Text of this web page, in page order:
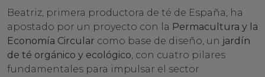
Beatriz, primera productora de té de España, ha
apostado por un proyecto con la Permacultura y la
Economía Circular como base de diseño, un jardín
de té orgánico y ecológico, con cuatro pilares
fundamentales para impulsar el sector